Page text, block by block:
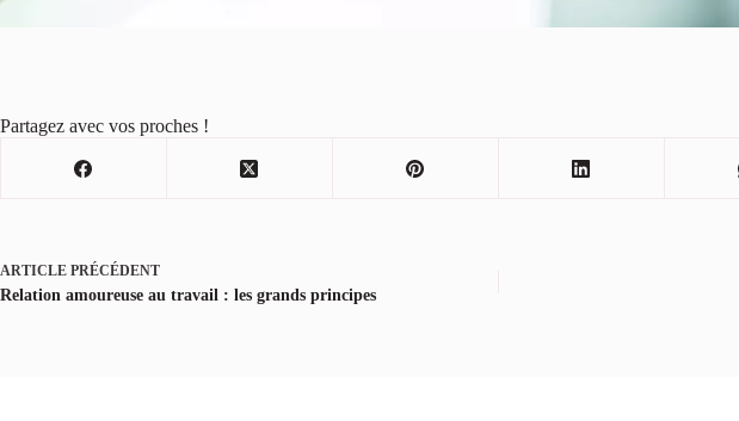
Partagez avec vos proches !
ARTICLE PRÉCÉDENT
Relation amoureuse au travail : les grands principes